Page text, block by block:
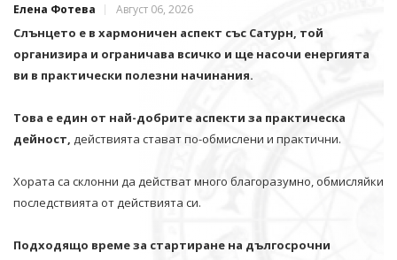
Елена Фотева Август 06, 2026
Слънцето е в хармоничен аспект със Сатурн, той
организира и ограничава всичко и щe насочи енергията
ви в практически полезни начинания.
Това е един от най-добрите аспекти за практическа
дейност, действията стават по-обмислени и практични.
Хората са склонни да действат много благоразумно, обмисляйки
последствията от действията си.
Подходящо време за стартиране на дългосрочни